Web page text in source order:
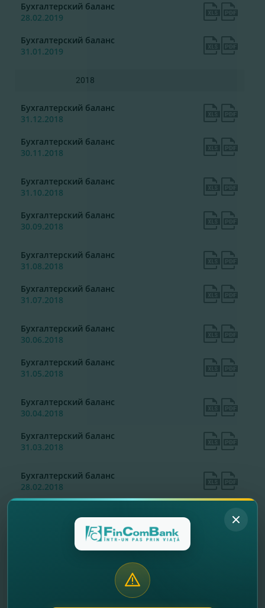
Бухгалтерский баланс
28.02.2019
Бухгалтерский баланс
31.01.2019
2018
Бухгалтерский баланс
31.12.2018
Бухгалтерский баланс
30.11.2018
Бухгалтерский баланс
31.10.2018
Бухгалтерский баланс
30.09.2018
Бухгалтерский баланс
31.08.2018
Бухгалтерский баланс
31.07.2018
Бухгалтерский баланс
30.06.2018
Бухгалтерский баланс
31.05.2018
Бухгалтерский баланс
30.04.2018
Бухгалтерский баланс
31.03.2018
Бухгалтерский баланс
28.02.2018
Отчет о финансовых результатах
Текущая редакция